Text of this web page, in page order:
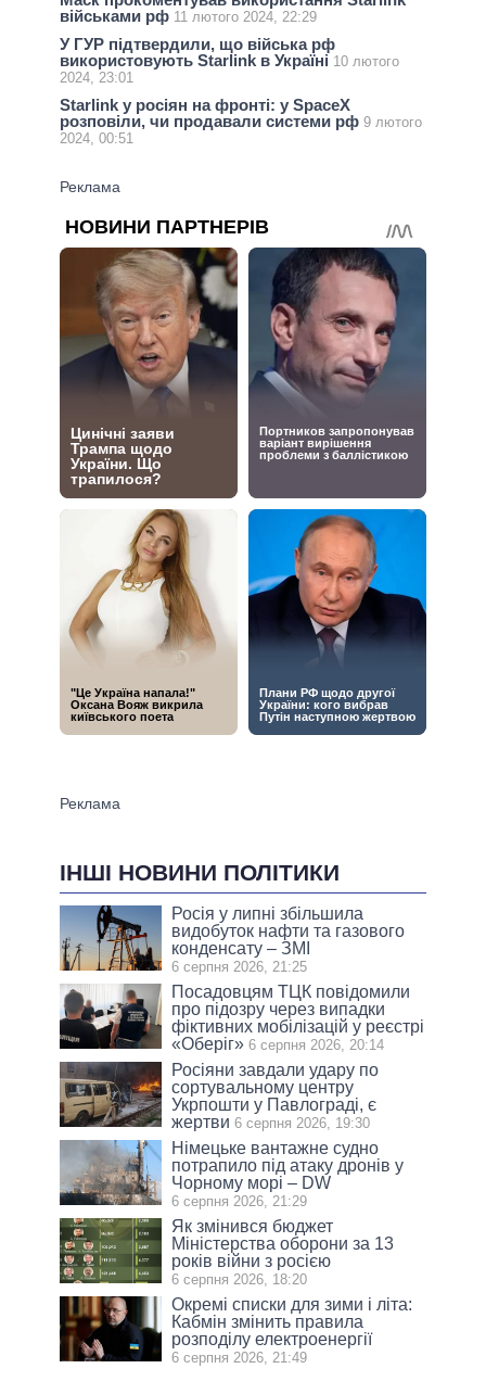
військами рф 11 лютого 2024, 22:29
У ГУР підтвердили, що війська рф
використовують Starlink в Україні 10 лютого
2024, 23:01
Starlink у росіян на фронті: у SpaceX
розповіли, чи продавали системи рф 9 лютого
2024, 00:51
ІНШІ НОВИНИ ПОЛІТИКИ
Росія у липні збільшила
видобуток нафти та газового
конденсату – ЗМІ
6 серпня 2026, 21:25
Посадовцям ТЦК повідомили
про підозру через випадки
фіктивних мобілізацій у реєстрі
«Оберіг» 6 серпня 2026, 20:14
Росіяни завдали удару по
сортувальному центру
Укрпошти у Павлограді, є
жертви 6 серпня 2026, 19:30
Німецьке вантажне судно
потрапило під атаку дронів у
Чорному морі – DW
6 серпня 2026, 21:29
Як змінився бюджет
Міністерства оборони за 13
років війни з росією
6 серпня 2026, 18:20
Окремі списки для зими і літа:
Кабмін змінить правила
розподілу електроенергії
6 серпня 2026, 21:49